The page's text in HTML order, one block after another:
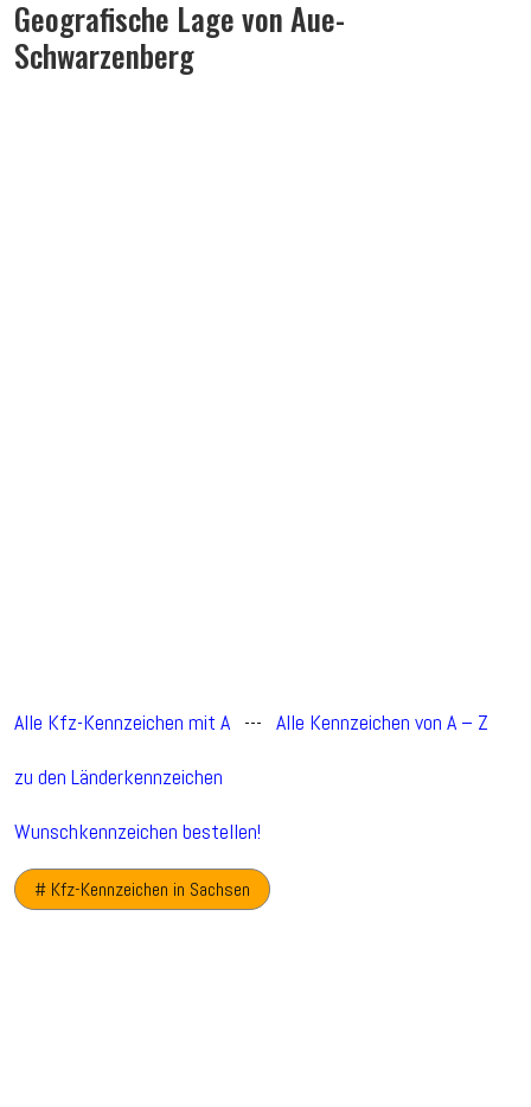
Geografische Lage von Aue-
Schwarzenberg
Alle Kfz-Kennzeichen mit A --- Alle Kennzeichen von A – Z
zu den Länderkennzeichen
Wunschkennzeichen bestellen!
# Kfz-Kennzeichen in Sachsen